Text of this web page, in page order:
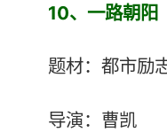
10、 一路朝阳
题材：都市励
导演：曹凯